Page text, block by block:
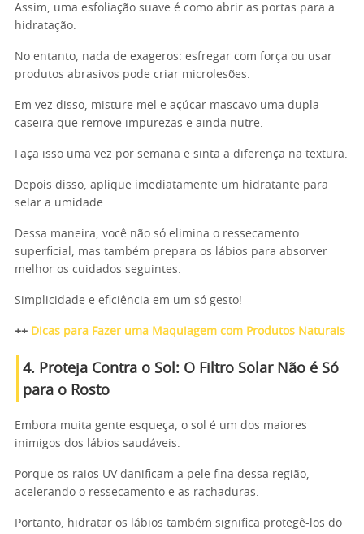
Assim, uma esfoliação suave é como abrir as portas para a
hidratação.
No entanto, nada de exageros: esfregar com força ou usar
produtos abrasivos pode criar microlesões.
Em vez disso, misture mel e açúcar mascavo uma dupla
caseira que remove impurezas e ainda nutre.
Faça isso uma vez por semana e sinta a diferença na textura.
Depois disso, aplique imediatamente um hidratante para
selar a umidade.
Dessa maneira, você não só elimina o ressecamento
superficial, mas também prepara os lábios para absorver
melhor os cuidados seguintes.
Simplicidade e eficiência em um só gesto!
++ Dicas para Fazer uma Maquiagem com Produtos Naturais
4. Proteja Contra o Sol: O Filtro Solar Não é Só
para o Rosto
Embora muita gente esqueça, o sol é um dos maiores
inimigos dos lábios saudáveis.
Porque os raios UV danificam a pele fina dessa região,
acelerando o ressecamento e as rachaduras.
Portanto, hidratar os lábios também significa protegê-los do